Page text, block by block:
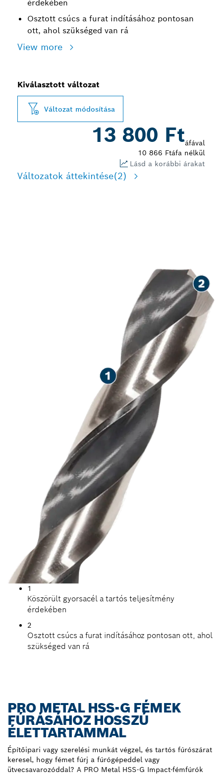
érdekében
Osztott csúcs a furat indításához pontosan
ott, ahol szükséged van rá
View more
Kiválasztott változat
Változat módosítása
13 800 Ftáfával
10 866 Ftáfa nélkül
Lásd a korábbi árakat
Változatok áttekintése(2)
1
Köszörült gyorsacél a tartós teljesítmény
érdekében
2
Osztott csúcs a furat indításához pontosan ott, ahol
szükséged van rá
PRO METAL HSS-G FÉMEK
FÚRÁSÁHOZ HOSSZÚ
ÉLETTARTAMMAL
Építőipari vagy szerelési munkát végzel, és tartós fúrószárat
keresel, hogy fémet fúrj a fúrógépeddel vagy
ütvecsavarozóddal? A PRO Metal HSS-G Impact-fémfúrók